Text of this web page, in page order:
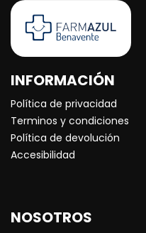
INFORMACIÓN
Política de privacidad
Terminos y condiciones
Política de devolución
Accesibilidad
NOSOTROS